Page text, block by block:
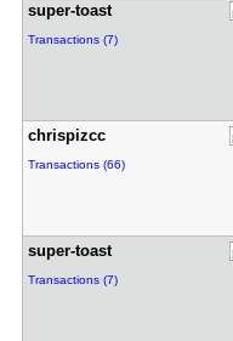
super-toas​t
Transactions (7)
chrispizcc
Transactions (66)
super-toas​t
Transactions (7)